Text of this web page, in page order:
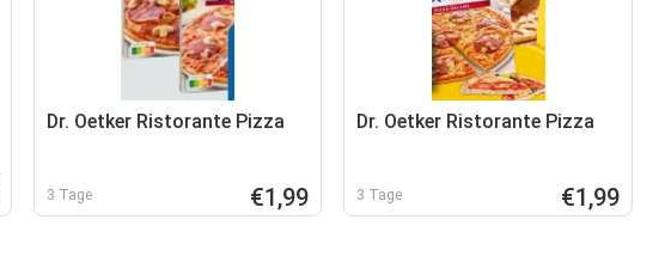
Dr. Oetker Ristorante Pizza
3 Tage €1,99
Dr. Oetker Ristorante Pizza
3 Tage €1,99